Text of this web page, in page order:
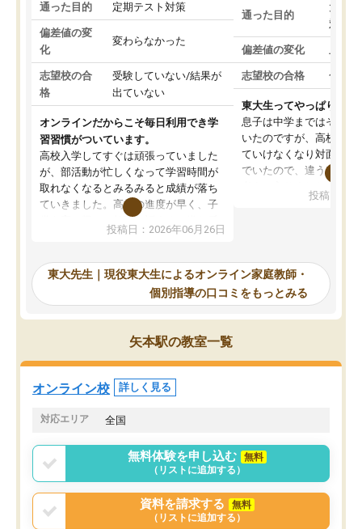
通った目的 定期テスト対策
偏差値の変
化
変わらなかった
志望校の合
格
受験していない/結果が
出ていない
オンラインだからこそ毎日利用でき学
習習慣がついています。
高校入学してすぐは頑張っていました
が、部活動が忙しくなって学習時間が
取れなくなるとみるみると成績が落ち
ていきました。高校の進度が早く、子
供も家に帰って勉強の話すると嫌な反
応を示します。東大先生にお願いして
れるので、親としても安心です。毎日
使える自習室とかもあり、わからない
ところがあれば先生が回答してくれる
のも重宝しています。
投稿日：2026年06月26日
通った目的
大学
対策
偏差値の変化 上が
志望校の合格 合格
東大生ってやっぱりすご
息子は中学まではそこそ
いたのですが、高校に入
ていけなくなり対面の塾
でいたので、違うアプロ
で、当初は模試でD判定
自習室が毎日使えていつ
るのが心強かったよう
謝です。
投稿日：
東大先生｜現役東大生によるオンライン家庭教師・
個別指導の口コミをもっとみる
矢本駅の教室一覧
オンライン校 詳しく見る
対応エリア 全国
無料体験を申し込む
無料
（リストに追加する）
資料を請求する
無料
（リストに追加する）